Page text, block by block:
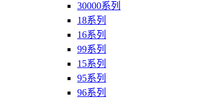
30000系列
18系列
16系列
99系列
15系列
95系列
96系列